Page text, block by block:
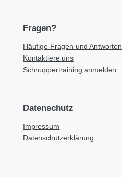
Fragen?
Häufige Fragen und
Kontaktiere uns
Schnuppertraining anmelden
Datenschutz
Impressum
Datenschutzerklärung